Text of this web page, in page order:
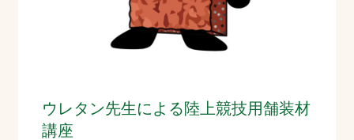
ウレタン先生による陸上競技用舗装材
講座